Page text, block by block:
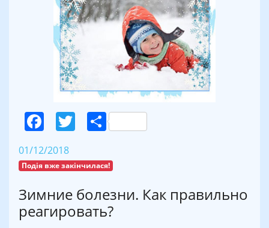
Facebook
Twitter
Поділитися
01/12/2018
Подія вже закінчилася!
Зимние болезни. Как правильно
реагировать?